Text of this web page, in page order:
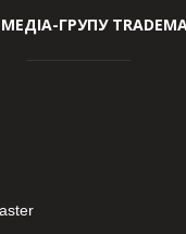
ГРУПУ